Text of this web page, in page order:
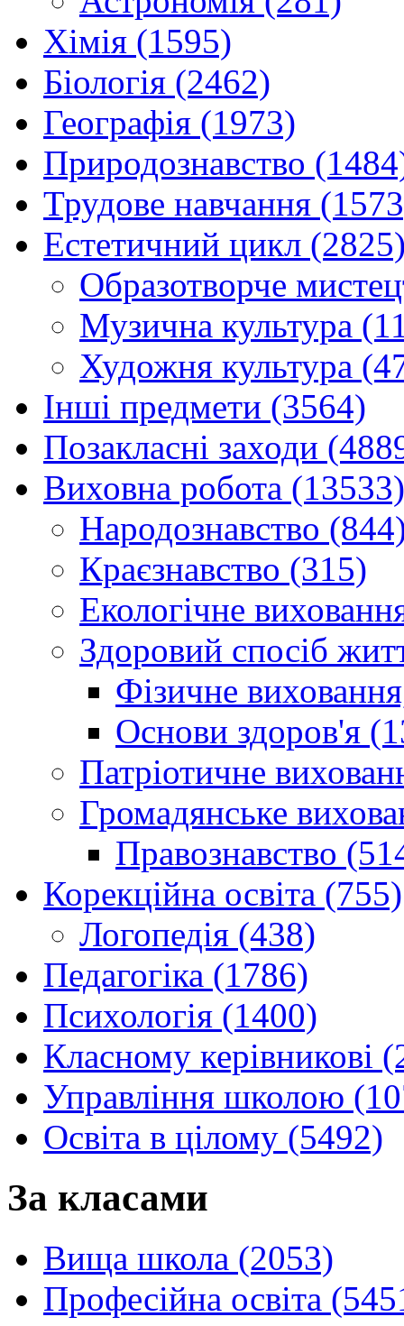
Хімія (1595)
Біологія (2462)
Географія (1973)
Природознавство
Трудове навчання
Естетичний цикл
Образотворче
Музична культура
Художня культура
Інші предмети (3564)
Позакласні заходи
Виховна робота (13533)
Народознавство
Краєзнавство (315)
Екологічне
Здоровий спосіб
Фізичне
Основи здоров'я
Патріотичне
Громадянське
Правознавство
Корекційна освіта (755)
Логопедія (438)
Педагогіка (1786)
Психологія (1400)
Класному керівникові
Управління школою
Освіта в цілому (5492)
За класами
Вища школа (2053)
Професійна освіта